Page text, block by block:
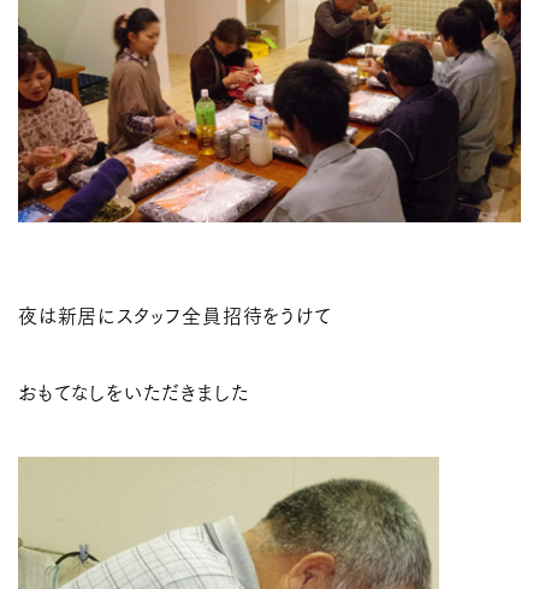
夜は新居にスタッフ全員招待をうけて
おもてなしをいただきました